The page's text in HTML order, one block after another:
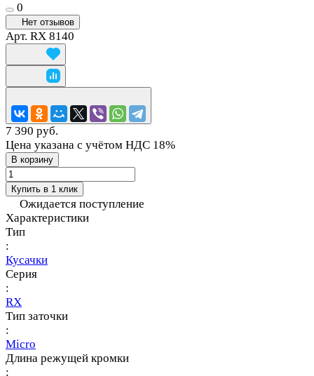
0
Нет отзывов
Арт. RX 8140
7 390 руб.
Цена указана с учётом НДС 18%
В корзину
Купить в 1 клик
Ожидается поступление
Характеристики
Тип
:
Кусачки
Серия
:
RX
Тип заточки
:
Micro
Длина режущей кромки
: